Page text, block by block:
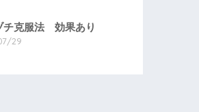
チ克服法 効果あり
29